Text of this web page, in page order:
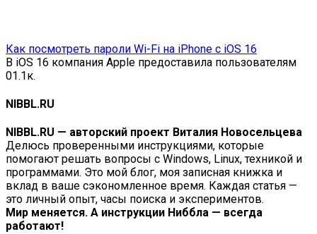
Как посмотреть пароли Wi-Fi на iPhone с iOS 16
В iOS 16 компания Apple предоставила пользователям
01.1к.
NIBBL.RU
NIBBL.RU — авторский проект Виталия Новосельцева
Делюсь проверенными инструкциями, которые
помогают решать вопросы с Windows, Linux, техникой и
программами. Это мой блог, моя записная книжка и
вклад в ваше сэкономленное время. Каждая статья —
это личный опыт, часы поиска и экспериментов.
Мир меняется. А инструкции Ниббла — всегда
работают!